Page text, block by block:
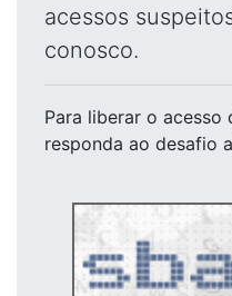
acessos
conosco.
Para liberar o acesso
responda ao desafio